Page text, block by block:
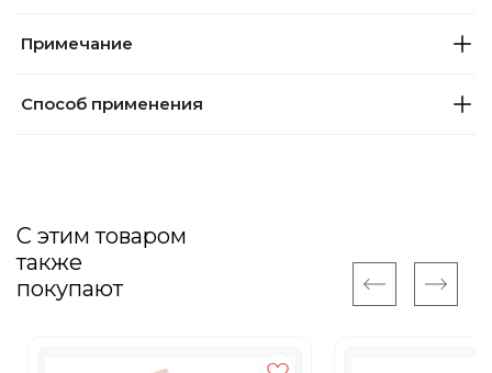
Примечание
Способ применения
С этим товаром
также
покупают